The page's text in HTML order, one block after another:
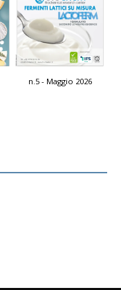
n.5 - Maggio 2026